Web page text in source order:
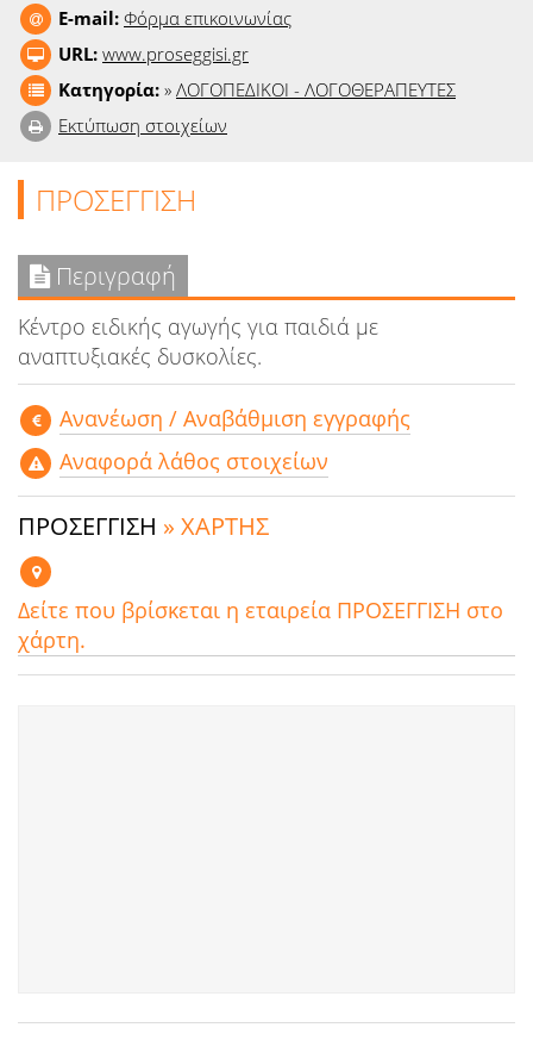
E-mail: Φόρμα επικοινωνίας
URL: www.proseggisi.gr
Κατηγορία: » ΛΟΓΟΠΕΔΙΚΟΙ - ΛΟΓΟΘΕΡΑΠΕΥΤΕΣ
Εκτύπωση στοιχείων
ΠΡΟΣΕΓΓΙΣΗ
Περιγραφή
Kέντρο ειδικής αγωγής για παιδιά με
αναπτυξιακές δυσκολίες.
Aνανέωση / Αναβάθμιση εγγραφής
Αναφορά λάθος στοιχείων
ΠΡΟΣΕΓΓΙΣΗ » ΧΑΡΤΗΣ
Δείτε που βρίσκεται η εταιρεία ΠΡΟΣΕΓΓΙΣΗ στο
χάρτη.